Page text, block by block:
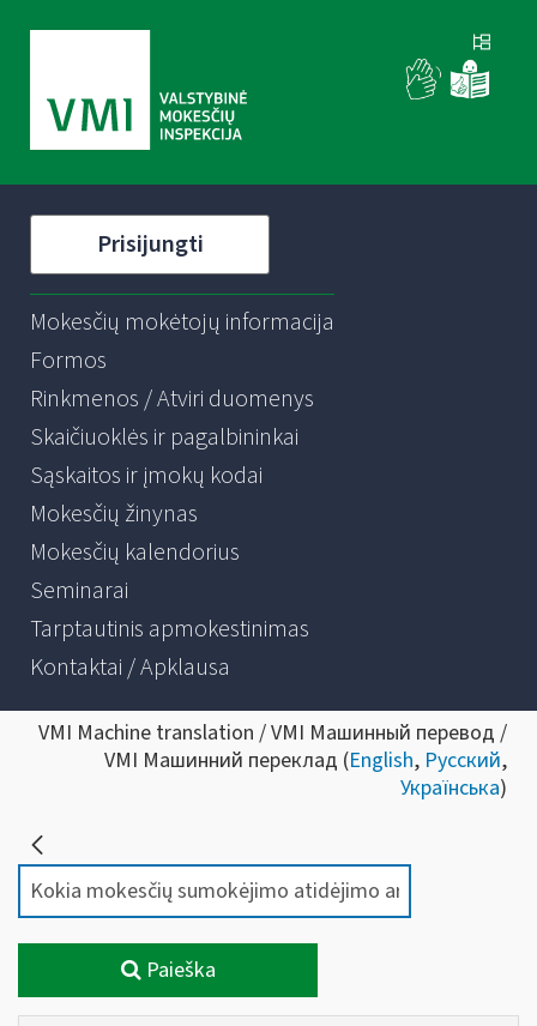
Prisijungti
Mokesčių mokėtojų informacija
Formos
Rinkmenos / Atviri duomenys
Skaičiuoklės ir pagalbininkai
Sąskaitos ir įmokų kodai
Mokesčių žinynas
Mokesčių kalendorius
Seminarai
Tarptautinis apmokestinimas
Kontaktai / Apklausa
VMI Machine translation / VMI Машинный перевод /
VMI Машинний переклад (English, Русский,
Українська)
Paieška